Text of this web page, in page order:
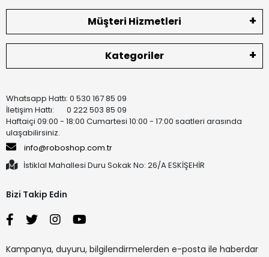
Müşteri Hizmetleri
Kategoriler
Whatsapp Hattı: 0 530 167 85 09
İletişim Hattı: 0 222 503 85 09
Haftaiçi 09:00 - 18:00 Cumartesi 10:00 - 17:00 saatleri arasında
ulaşabilirsiniz.
info@roboshop.com.tr
İstiklal Mahallesi Duru Sokak No: 26/A ESKİŞEHİR
Bizi Takip Edin
Kampanya, duyuru, bilgilendirmelerden e-posta ile haberdar